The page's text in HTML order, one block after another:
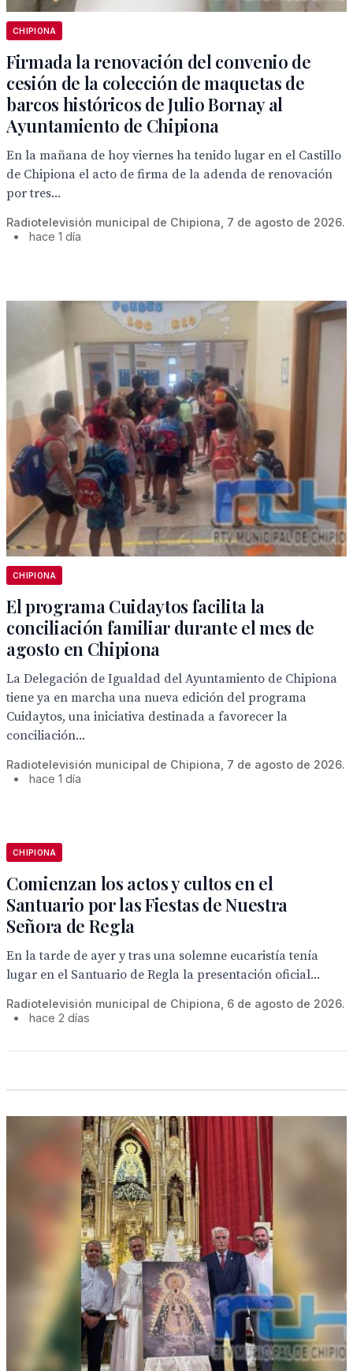
CHIPIONA
Firmada la renovación del convenio de
cesión de la colección de maquetas de
barcos históricos de Julio Bornay al
Ayuntamiento de Chipiona
En la mañana de hoy viernes ha tenido lugar en el Castillo
de Chipiona el acto de firma de la adenda de renovación
por tres...
Radiotelevisión municipal de Chipiona, 7 de agosto de 2026.
•
hace 1 día
CHIPIONA
El programa Cuidaytos facilita la
conciliación familiar durante el mes de
agosto en Chipiona
La Delegación de Igualdad del Ayuntamiento de Chipiona
tiene ya en marcha una nueva edición del programa
Cuidaytos, una iniciativa destinada a favorecer la
conciliación...
Radiotelevisión municipal de Chipiona, 7 de agosto de 2026.
•
hace 1 día
CHIPIONA
Comienzan los actos y cultos en el
Santuario por las Fiestas de Nuestra
Señora de Regla
En la tarde de ayer y tras una solemne eucaristía tenía
lugar en el Santuario de Regla la presentación oficial...
Radiotelevisión municipal de Chipiona, 6 de agosto de 2026.
•
hace 2 días